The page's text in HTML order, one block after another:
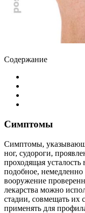
Содержание
Симптомы
Симптомы,
ног, судороги,
проходящая усталость
подобное, немедленно
вооружение
лекарства можно
стадии, совмещать их
применять для